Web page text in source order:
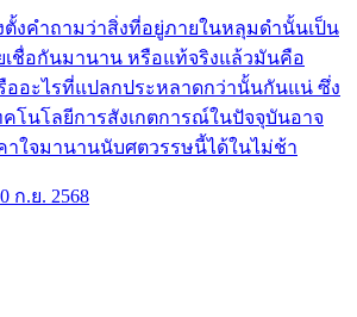
งคำถามว่าสิ่งที่อยู่ภายในหลุมดำนั้นเป็น
ยเชื่อกันมานาน หรือแท้จริงแล้วมันคือ
หรืออะไรที่แปลกประหลาดกว่านั้นกันแน่ ซึ่ง
โนโลยีการสังเกตการณ์ในปัจจุบันอาจ
าใจมานานนับศตวรรษนี้ได้ในไม่ช้า
ก.ย. 2568